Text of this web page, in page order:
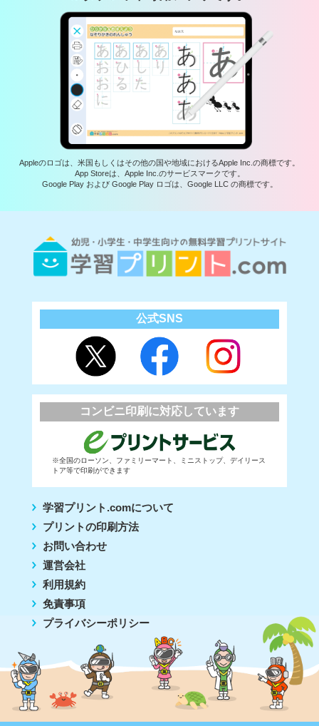
Appleのロゴは、米国もしくはその他の国や地域におけるApple Inc.の商標です。
App Storeは、Apple Inc.のサービスマークです。
Google Play および Google Play ロゴは、Google LLC の商標です。
公式SNS
コンビニ印刷に対応しています
※全国のローソン、ファミリーマート、ミニストップ、デイリース
トア等で印刷ができます
学習プリント.comについて
プリントの印刷方法
お問い合わせ
運営会社
利用規約
免責事項
プライバシーポリシー